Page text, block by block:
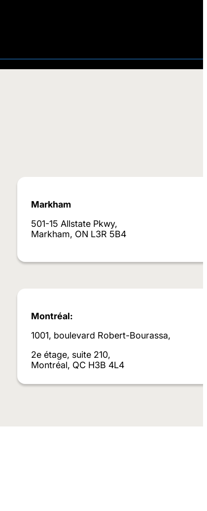
Markham
501-15 Allstate Pkwy,
Markham, ON L3R 5B4
Montréal:
1001, boulevard Robert-Bourassa,
2e étage, suite 210,
Montréal, QC H3B 4L4